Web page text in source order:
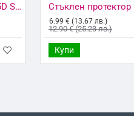
Стъклен протектор MBX 5D Slim с цяло лепило, За Samsung Galaxy A30s/A50 (A307F/A505F), Черен
6.99 € (13.67 лв.)
12.90 € (25.23 лв.)
Купи